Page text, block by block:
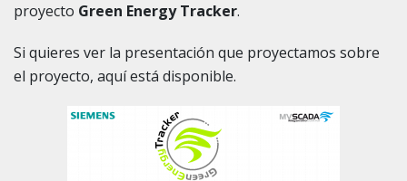
proyecto Green Energy Tracker.
Si quieres ver la presentación que proyectamos sobre
el proyecto, aquí está disponible.